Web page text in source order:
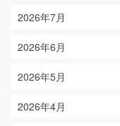
2026年7月
2026年6月
2026年5月
2026年4月